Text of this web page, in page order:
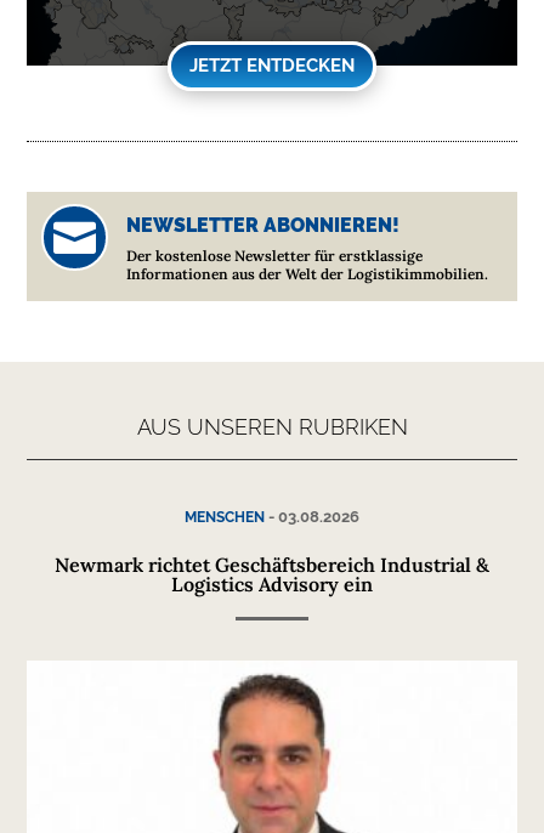
JETZT ENTDECKEN
 NEWSLETTER ABONNIEREN!
Der kostenlose Newsletter für erstklassige
Informationen aus der Welt der Logistikimmobilien.
AUS UNSEREN RUBRIKEN
MENSCHEN - 03.08.2026
Newmark richtet Geschäftsbereich Industrial &
Logistics Advisory ein